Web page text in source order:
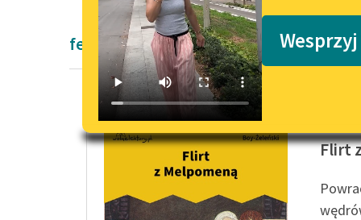
felietony Modernizm Tadeusz Boy-
Flirt